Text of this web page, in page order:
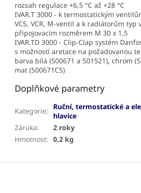
rozsah regulace +6,5 °C až +28 °C
IVAR.T 3000 - k termostatickým
VCS, VCR, M-ventil a k radiátorům typ
připojovacím rozměrem M 30 x 1,5
IVAR.TD 3000 - Clip-Clap systém
s možností aretace na požadovanou
barva bílá (500671 a 501521), chrom
mat (500671CS)
Doplňkové parametry
Kategorie:
Ruční, termostatické a
hlavice
Záruka:
2 roky
Hmotnost: 0.2 kg
Z